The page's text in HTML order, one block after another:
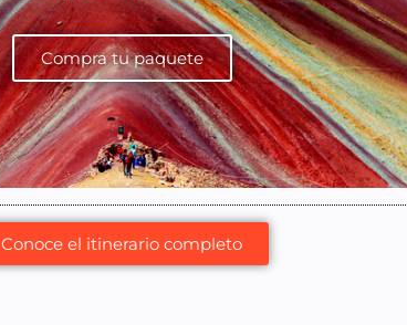
Compra tu paquete
Conoce el itinerario completo